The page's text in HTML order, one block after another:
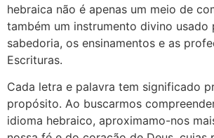
hebraica não é apenas um meio de
também um instrumento divino usado
sabedoria, os ensinamentos e as
Escrituras.
Cada letra e palavra tem significado
propósito. Ao buscarmos
idioma hebraico, aproximamo-nos